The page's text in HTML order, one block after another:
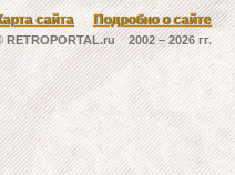
сайта Подробно о сайте
RETROPORTAL.ru 2002 –2026 гг.